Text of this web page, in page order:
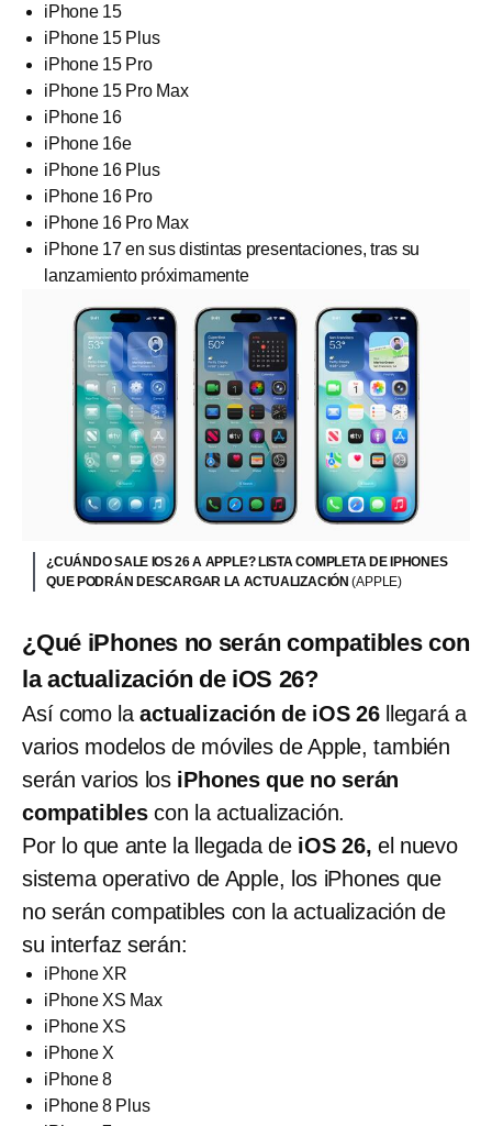
iPhone 15
iPhone 15 Plus
iPhone 15 Pro
iPhone 15 Pro Max
iPhone 16
iPhone 16e
iPhone 16 Plus
iPhone 16 Pro
iPhone 16 Pro Max
iPhone 17 en sus distintas presentaciones, tras su
lanzamiento próximamente
¿CUÁNDO SALE IOS 26 A APPLE? LISTA COMPLETA DE IPHONES
QUE PODRÁN DESCARGAR LA ACTUALIZACIÓN(APPLE)
¿Qué iPhones no serán compatibles con
la actualización de iOS 26?
Así como la actualización de iOS 26 llegará a
varios modelos de móviles de Apple, también
serán varios los iPhones que no serán
compatiblescon la actualización.
Por lo que ante la llegada deiOS 26, el nuevo
sistema operativo de Apple, los iPhones que
no serán compatibles con la actualización de
su interfaz serán:
iPhone XR
iPhone XS Max
iPhone XS
iPhone X
iPhone 8
iPhone 8 Plus